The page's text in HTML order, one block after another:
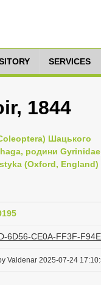
SERVICES
1844
Шацького
родини
(Oxford, England)
6D56-CE0A-FF3F-
Valdenar 2025-07-24